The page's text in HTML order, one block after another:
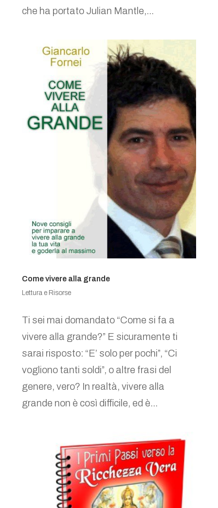
che ha portato Julian Mantle,...
Come vivere alla grande
Lettura e Risorse
Ti sei mai domandato “Come si fa a
vivere alla grande?” E sicuramente ti
sarai risposto: “E’ solo per pochi”, “Ci
vogliono tanti soldi”, o altre frasi del
genere, vero? In realtà, vivere alla
grande non è così difficile, ed è...